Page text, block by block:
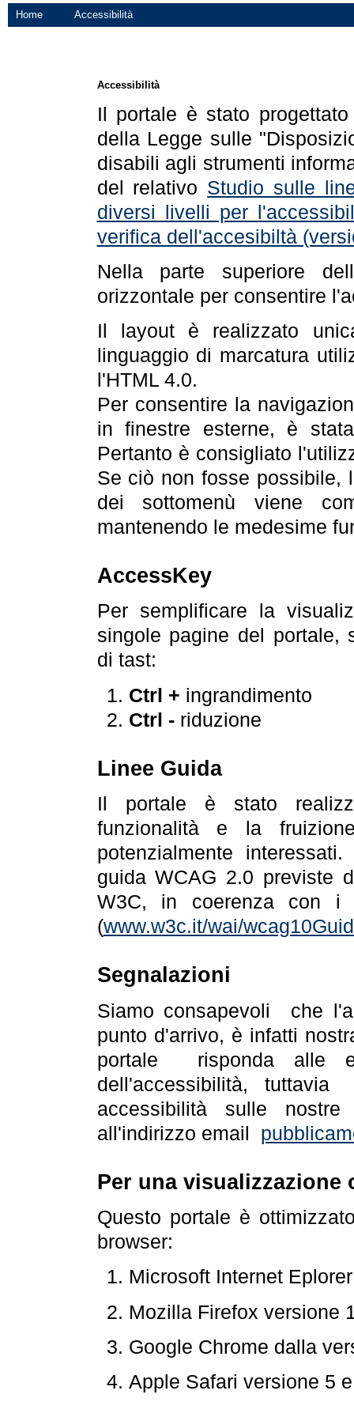
Home Accessibilità
Accessibilità
Il portale è stato
della Legge sulle
disabili agli strumenti
del relativo Studio sulle
diversi livelli per
verifica dell'accesibiltà
Nella parte superiore
orizzontale per consentire
Il layout è realizzato
linguaggio di marcatura
l'HTML 4.0.
Per consentire la
in finestre esterne, è
Pertanto è consigliato
Se ciò non fosse possibile,
dei sottomenù viene
mantenendo le medesime
AccessKey
Per semplificare la
singole pagine del portale,
di tast:
Ctrl + ingrandimento
Ctrl -riduzione
Linee Guida
Il portale è stato
funzionalità e la
potenzialmente
guida WCAG 2.0 previste
W3C, in coerenza con i
(www.w3c.it/wai/
Segnalazioni
Siamo consapevoli che
punto d'arrivo, è infatti
portale risponda alle
dell'accessibilità,
accessibilità sulle
all'indirizzo email
Per una visualizzazione
Questo portale è
browser:
Microsoft Internet
Mozilla Firefox versione
Google Chrome dalla
Apple Safari versione 5